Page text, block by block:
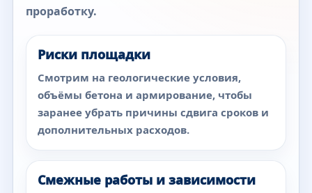
проработку.
Риски площадки
Смотрим на геологические условия,
объёмы бетона и армирование, чтобы
заранее убрать причины сдвига сроков и
дополнительных расходов.
Смежные работы и зависимости